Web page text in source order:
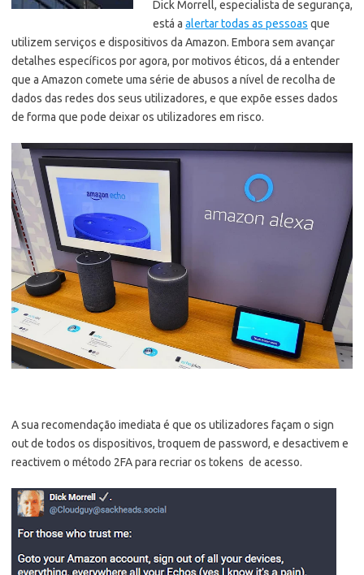
Dick Morrell, especialista de segurança,
está a alertar todas as pessoas que
utilizem serviços e dispositivos da Amazon. Embora sem avançar
detalhes específicos por agora, por motivos éticos, dá a entender
que a Amazon comete uma série de abusos a nível de recolha de
dados das redes dos seus utilizadores, e que expõe esses dados
de forma que pode deixar os utilizadores em risco.
A sua recomendação imediata é que os utilizadores façam o sign
out de todos os dispositivos, troquem de password, e desactivem e
reactivem o método 2FA para recriar os tokens de acesso.